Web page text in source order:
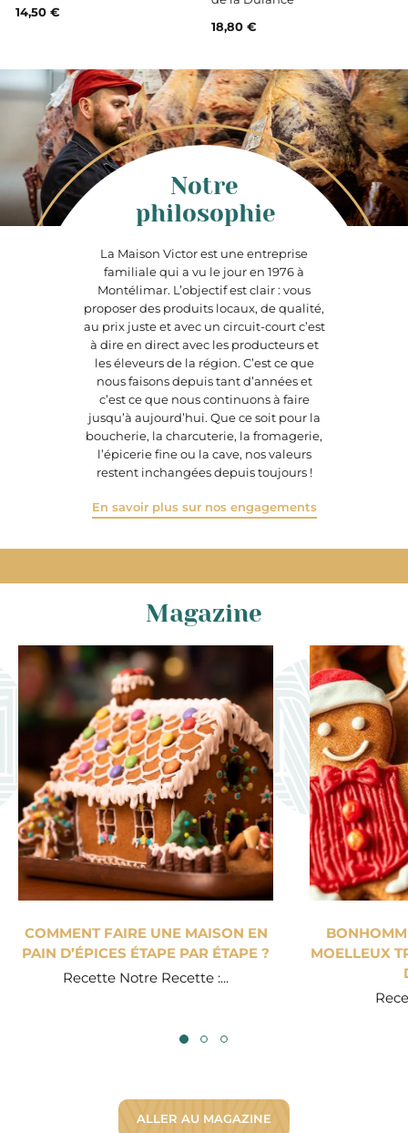
14,50 €
18,80 €
La Maison Victor est une entreprise
familiale qui a vu le jour en 1976 à
Montélimar. L’objectif est clair : vous
proposer des produits locaux, de qualité,
au prix juste et avec un circuit-court c’est
à dire en direct avec les producteurs et
les éleveurs de la région. C’est ce que
nous faisons depuis tant d’années et
c’est ce que nous continuons à faire
jusqu’à aujourd’hui. Que ce soit pour la
boucherie, la charcuterie, la fromagerie,
l’épicerie fine ou la cave, nos valeurs
restent inchangées depuis toujours !
En savoir plus sur nos engagements
Notre
philosophie
Magazine
COMMENT FAIRE UNE MAISON EN
PAIN D’ÉPICES ÉTAPE PAR ÉTAPE ?
Recette Notre Recette :...
MOELLEUX
ALLER AU MAGAZINE